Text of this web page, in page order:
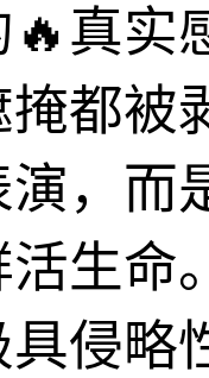
真实
都被
，而
生命
侵略